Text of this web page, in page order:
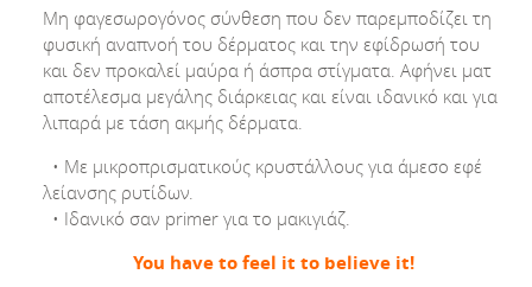
Μη φαγεσωρογόνος σύνθεση που δεν παρεμποδίζει τη
φυσική αναπνοή του δέρματος και την εφίδρωσή του
και δεν προκαλεί μαύρα ή άσπρα στίγματα. Αφήνει ματ
αποτέλεσμα μεγάλης διάρκειας και είναι ιδανικό και για
λιπαρά με τάση ακμής δέρματα.
• Με μικροπρισματικούς κρυστάλλους για άμεσο εφέ
λείανσης ρυτίδων.
• Ιδανικό σαν primer για το μακιγιάζ.
You have to feel it to believe it!